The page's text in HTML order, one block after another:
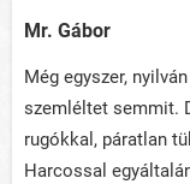
Mr. Gábor
Még egyszer,
szemléltet semmit.
rugókkal, páratlan
Harcossal